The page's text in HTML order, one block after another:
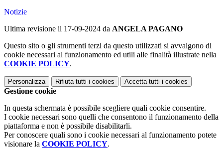
Notizie
Ultima revisione il 17-09-2024 da ANGELA PAGANO
Questo sito o gli strumenti terzi da questo utilizzati si avvalgono di
cookie necessari al funzionamento ed utili alle finalità illustrate nella
COOKIE POLICY.
Personalizza Rifiuta tutti i cookies Accetta tutti i cookies
Gestione cookie
In questa schermata è possibile scegliere quali cookie consentire.
I cookie necessari sono quelli che consentono il funzionamento della
piattaforma e non è possibile disabilitarli.
Per conoscere quali sono i cookie necessari al funzionamento potete
visionare la COOKIE POLICY.